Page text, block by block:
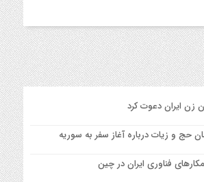
حج و زیات درباره آغاز سفر به سوریه
فناوری ایران در چین